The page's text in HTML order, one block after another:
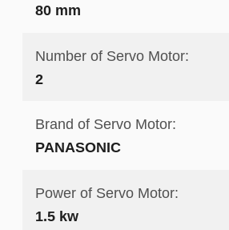
80 mm
Number of Servo Motor:
2
Brand of Servo Motor:
PANASONIC
Power of Servo Motor:
1.5 kw